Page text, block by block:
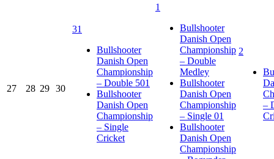
27 28 29 30
31
Bullshooter
Danish Open
Championship
– Double 501
Bullshooter
Danish Open
Championship
– Single
Cricket
1
Bullshooter
Danish Open
Championship
– Double
Medley
Bullshooter
Danish Open
Championship
– Single 01
Bullshooter
Danish Open
Championship
2
–